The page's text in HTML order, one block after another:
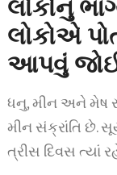
લોકોનું
લોકોએ
આપવું
ધનુ, મીન અને મેષ
મીન સંક્રાંતિ છે.
ત્રીસ દિવસ ત્યાં